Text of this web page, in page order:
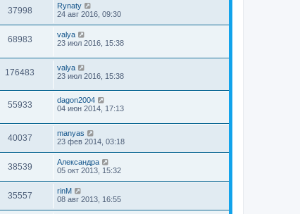
37998
Rynaty
24 авг 2016, 09:30
68983
valya
23 июл 2016, 15:38
176483
valya
23 июл 2016, 15:38
55933
dagon2004
04 июн 2014, 17:13
40037
manyas
23 фев 2014, 03:18
38539
Александра
05 окт 2013, 15:32
35557
rinM
08 авг 2013, 16:55